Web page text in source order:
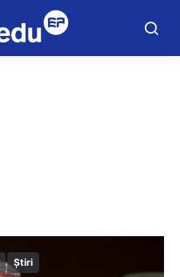
Știri